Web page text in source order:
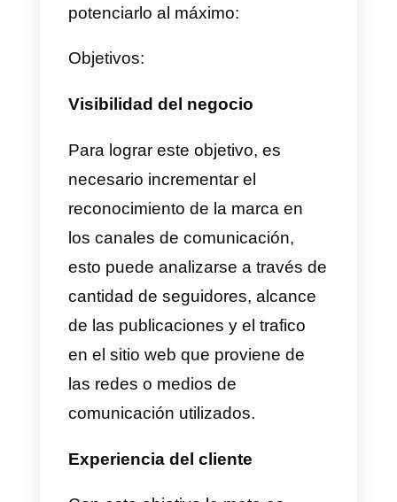
tu negocio omnicanal. De esta
manera podras adaptar mejores
8)Realiza seguimiento:
herramienta podras realizar
seguimiento de las
conversaciones y establecer
relaciones a largo plazo con tus
clientes.
Adapta la estrategia que te
acabamos de compartir a tu